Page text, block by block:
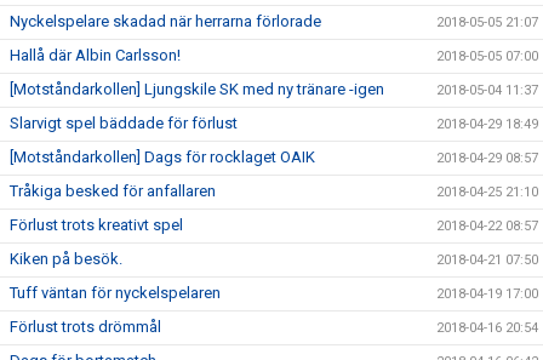
Nyckelspelare skadad när herrarna förlorade 2018-05-05 21:07
Hallå där Albin Carlsson! 2018-05-05 07:00
[Motståndarkollen] Ljungskile SK med ny tränare -igen 2018-05-04 11:37
Slarvigt spel bäddade för förlust 2018-04-29 18:49
[Motståndarkollen] Dags för rocklaget OAIK 2018-04-29 08:57
Tråkiga besked för anfallaren 2018-04-25 21:10
Förlust trots kreativt spel 2018-04-22 08:57
Kiken på besök. 2018-04-21 07:50
Tuff väntan för nyckelspelaren 2018-04-19 17:00
Förlust trots drömmål 2018-04-16 20:54